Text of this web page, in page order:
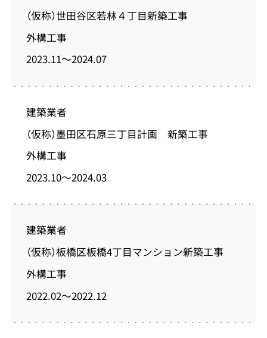
（仮称）世田谷区若林４丁目新築工事
外構工事
2023.11～2024.07
建築業者
（仮称）墨田区石原三丁目計画 新築工事
外構工事
2023.10～2024.03
建築業者
（仮称）板橋区板橋4丁目マンション新築工事
外構工事
2022.02～2022.12